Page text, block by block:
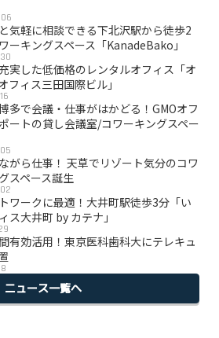
気軽に相談できる下北沢駅から徒歩2
ーキングスペース「KanadeBako」
実した低価格のレンタルオフィス「オ
フィス三田国際ビル」
多で会議・仕事がはかどる！GMOオフ
ートの貸し会議室/コワーキングスペー
がら仕事！ 天草でリゾート気分のコワ
スペース誕生
ワークに最適！大井町駅徒歩3分「い
ス大井町 by カテナ」
有効活用！東京医科歯科大にテレキュ
ニュース一覧へ